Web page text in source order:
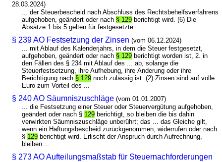
28.03.2024)
... der Steuerbescheid nach Abschluss des Rechtsbehelfsverfahrens
aufgehoben, geändert oder nach § 129 berichtigt wird. (6) Die
Absätze 1 bis 5 gelten für festgesetzte ...
§ 239 AO Festsetzung der Zinsen (vom 06.12.2024)
... mit Ablauf des Kalenderjahrs, in dem die Steuer festgesetzt,
aufgehoben, geändert oder nach § 129 berichtigt worden ist, 2. in
den Fällen des § 234 mit Ablauf des ... ab, solange die
Steuerfestsetzung, ihre Aufhebung, ihre Änderung oder ihre
Berichtigung nach § 129 noch zulässig ist. (2) Zinsen sind auf volle
Euro zum Vorteil des ...
§ 240 AO Säumniszuschläge (vom 01.01.2007)
... die Festsetzung einer Steuer oder Steuervergütung aufgehoben,
geändert oder nach § 129 berichtigt, so bleiben die bis dahin
verwirkten Säumniszuschläge unberührt; das ... das Gleiche gilt,
wenn ein Haftungsbescheid zurückgenommen, widerrufen oder nach
§ 129 berichtigt wird. Erlischt der Anspruch durch Aufrechnung,
bleiben ...
§ 273 AO Aufteilungsmaßstab für Steuernachforderungen